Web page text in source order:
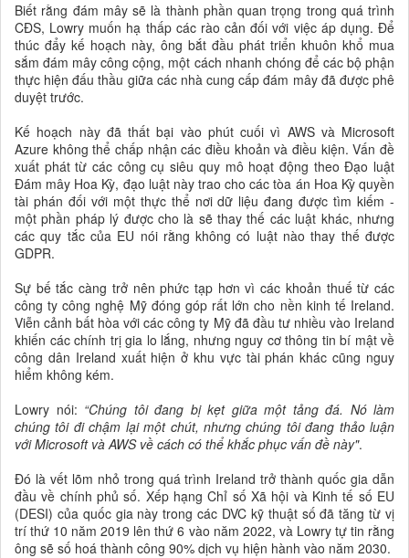
Biết rằng đám mây sẽ là thành phần quan trọng trong quá trình
CĐS, Lowry muốn hạ thấp các rào cản đối với việc áp dụng. Để
thúc đẩy kế hoạch này, ông bắt đầu phát triển khuôn khổ mua
sắm đám mây công cộng, một cách nhanh chóng để các bộ phận
thực hiện đấu thầu giữa các nhà cung cấp đám mây đã được phê
duyệt trước.
Kế hoạch này đã thất bại vào phút cuối vì AWS và Microsoft
Azure không thể chấp nhận các điều khoản và điều kiện. Vấn đề
xuất phát từ các công cụ siêu quy mô hoạt động theo Đạo luật
Đám mây Hoa Kỳ, đạo luật này trao cho các tòa án Hoa Kỳ quyền
tài phán đối với một thực thể nơi dữ liệu đang được tìm kiếm -
một phần pháp lý được cho là sẽ thay thế các luật khác, nhưng
các quy tắc của EU nói rằng không có luật nào thay thế được
GDPR.
Sự bế tắc càng trở nên phức tạp hơn vì các khoản thuế từ các
công ty công nghệ Mỹ đóng góp rất lớn cho nền kinh tế Ireland.
Viễn cảnh bất hòa với các công ty Mỹ đã đầu tư nhiều vào Ireland
khiến các chính trị gia lo lắng, nhưng nguy cơ thông tin bí mật về
công dân Ireland xuất hiện ở khu vực tài phán khác cũng nguy
hiểm không kém.
Lowry nói: “Chúng tôi đang bị kẹt giữa một tảng đá. Nó làm
chúng tôi đi chậm lại một chút, nhưng chúng tôi đang thảo luận
với Microsoft và AWS về cách có thể khắc phục vấn đề này".
Đó là vết lõm nhỏ trong quá trình Ireland trở thành quốc gia dẫn
đầu về chính phủ số. Xếp hạng Chỉ số Xã hội và Kinh tế số EU
(DESI) của quốc gia này trong các DVC kỹ thuật số đã tăng từ vị
trí thứ 10 năm 2019 lên thứ 6 vào năm 2022, và Lowry tự tin rằng
ông sẽ số hoá thành công 90% dịch vụ hiện hành vào năm 2030.